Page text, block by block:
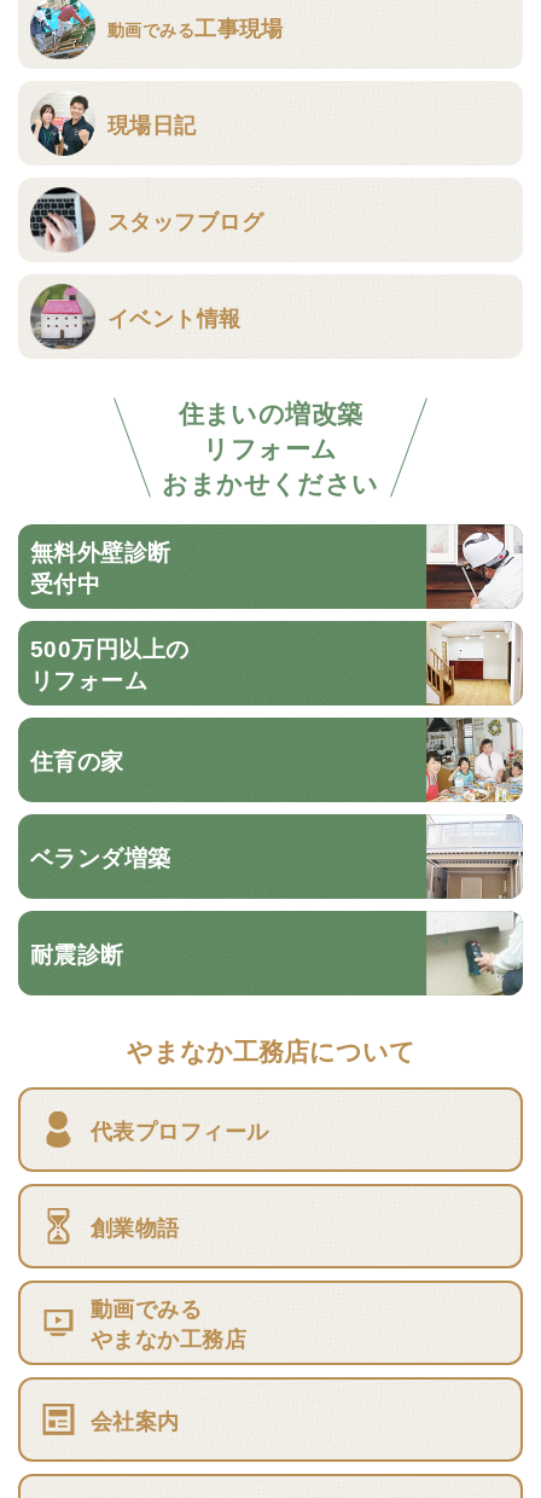
動画でみる工事現場
現場日記
スタッフブログ
イベント情報
住まいの増改築
リフォーム
おまかせください
無料外壁診断
受付中
500万円以上の
リフォーム
住育の家
ベランダ増築
耐震診断
やまなか工務店について
代表プロフィール
創業物語
動画でみる
やまなか工務店
会社案内